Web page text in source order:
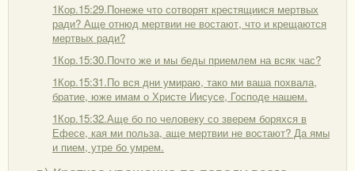
1Кор.15:29.Понеже что сотворят крестящиися мертвых
ради? Аще отнюд мертвии не востают, что и крещаются
мертвых ради?
1Кор.15:30.Почто же и мы беды приемлем на всяк час?
1Кор.15:31.По вся дни умираю, тако ми ваша похвала,
братие, юже имам о Христе Иисусе, Господе нашем.
1Кор.15:32.Аще бо по человеку со зверем боряхся в
Ефесе, кая ми польза, аще мертвии не востают? Да ямы
и пием, утре бо умрем.